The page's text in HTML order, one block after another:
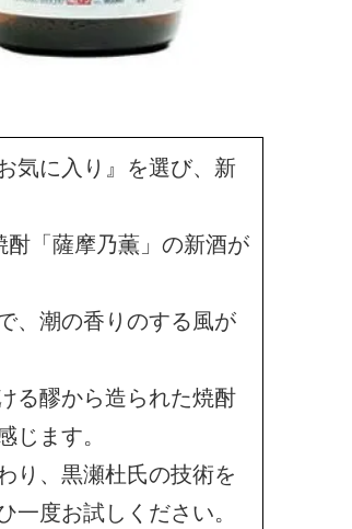
気に入り』を選び、新
酎「薩摩乃薫」の新酒が
、潮の香りのする風が
る醪から造られた焼酎
じます。
り、黒瀬杜氏の技術を
一度お試しください。